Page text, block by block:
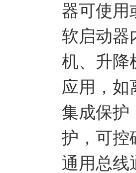
器可使用
软启动器
机、升降
应用，如
集成保护
护，可控
通用总线